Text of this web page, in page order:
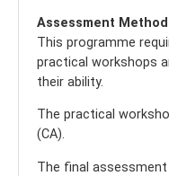
Assessment
This programme
practical workshops
their ability.
The practical
(CA).
The final